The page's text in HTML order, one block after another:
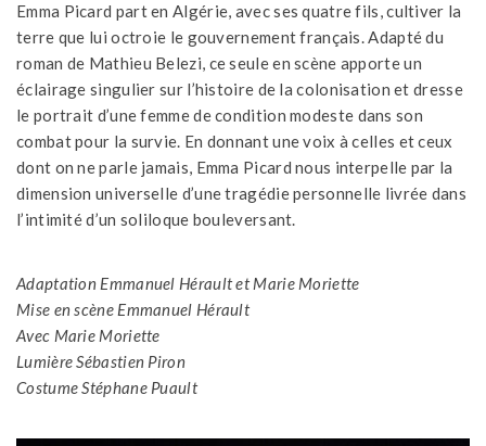
Emma Picard part en Algérie, avec ses quatre fils, cultiver la
terre que lui octroie le gouvernement français. Adapté du
roman de Mathieu Belezi, ce seule en scène apporte un
éclairage singulier sur l’histoire de la colonisation et dresse
le portrait d’une femme de condition modeste dans son
combat pour la survie. En donnant une voix à celles et ceux
dont on ne parle jamais, Emma Picard nous interpelle par la
dimension universelle d’une tragédie personnelle livrée dans
l’intimité d’un soliloque bouleversant.
Adaptation Emmanuel Hérault et Marie Moriette
Mise en scène Emmanuel Hérault
Avec Marie Moriette
Lumière Sébastien Piron
Costume Stéphane Puault